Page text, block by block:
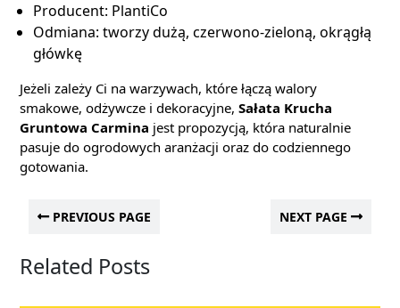
Producent: PlantiCo
Odmiana: tworzy dużą, czerwono-zieloną, okrągłą
główkę
Jeżeli zależy Ci na warzywach, które łączą walory
smakowe, odżywcze i dekoracyjne, Sałata Krucha
Gruntowa Carmina jest propozycją, która naturalnie
pasuje do ogrodowych aranżacji oraz do codziennego
gotowania.
PREVIOUS PAGE NEXT PAGE
Related Posts